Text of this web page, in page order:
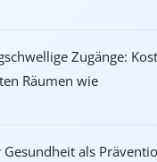
Zugänge:
Räumen wie
als